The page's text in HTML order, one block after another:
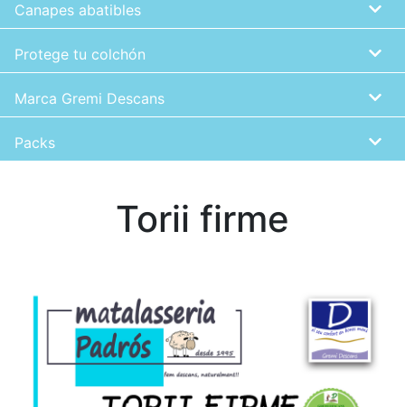
Canapes abatibles
Protege tu colchón
Marca Gremi Descans
Packs
Torii firme